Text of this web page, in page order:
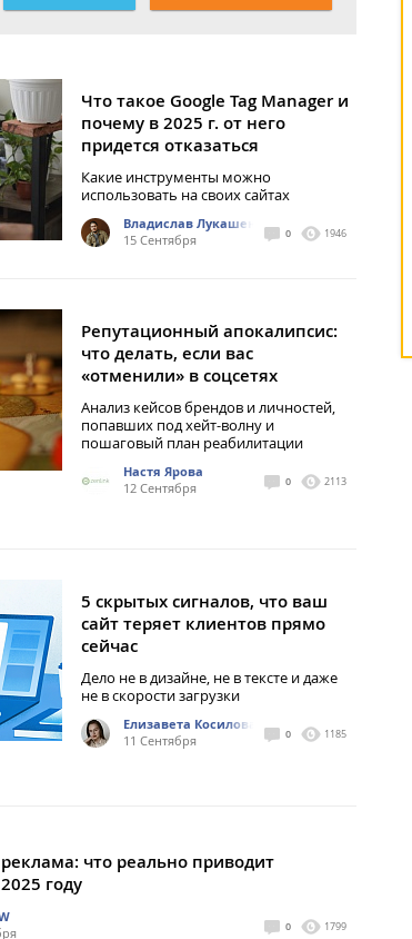
Что такое Google Tag Manager и
почему в 2025 г. от него
придется отказаться
Какие инструменты можно
использовать на своих сайтах
Владислав Лукашенко
15 Сентября
0 1946
Репутационный апокалипсис:
что делать, если вас
«отменили» в соцсетях
Анализ кейсов брендов и личностей,
попавших под хейт-волну и
пошаговый план реабилитации
Настя Ярова
12 Сентября
0 2113
5 скрытых сигналов, что ваш
сайт теряет клиентов прямо
сейчас
Дело не в дизайне, не в тексте и даже
не в скорости загрузки
Елизавета Косилова
11 Сентября
0 1185
что реально приводит
году
0 1799